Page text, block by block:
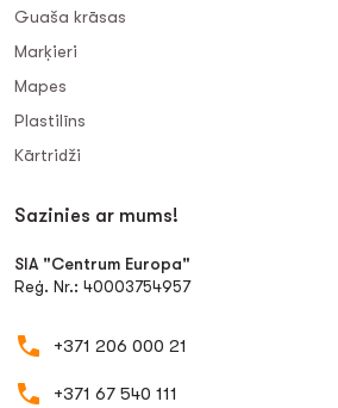
Guaša krāsas
Marķieri
Mapes
Plastilīns
Kārtridži
Sazinies ar mums!
SIA "Centrum Europa"
Reģ. Nr.: 40003754957
+371 206 000 21
+371 67 540 111